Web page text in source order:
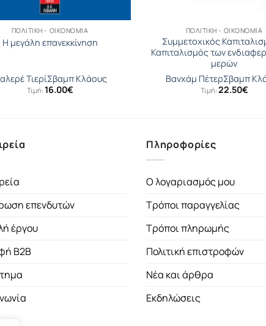
ΠΟΛΙΤΙΚΉ - ΟΙΚΟΝΟΜΊΑ
Η μεγάλη επανεκκίνηση
ΤιερίΣβαµπ Κλάους
Τιμή:16.00€
ΠΟΛΙΤΙΚΉ - ΟΙΚΟΝΟΜΊΑ
Συμμετοχικός
Καπιταλισμός των
μερών
Βανχάμ ΠέτερΣβαµπ
Τιμή:22.50€
επενδυτών
έργου
B2B
Πληροφορίες
Ο λογαριασμός μου
Τρόποι παραγγελίας
Τρόποι πληρωμής
Πολιτική επιστροφών
Νέα και άρθρα
Εκδηλώσεις